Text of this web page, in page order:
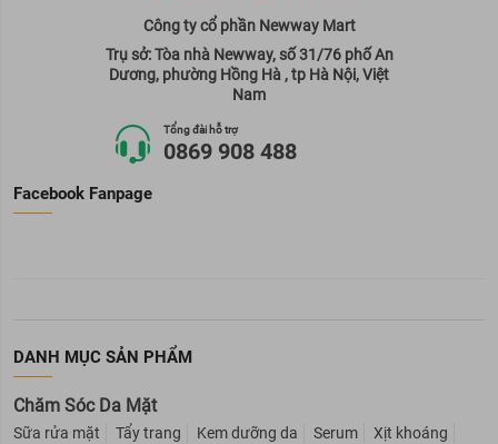
Công ty cổ phần Newway Mart
Trụ sở: Tòa nhà Newway, số 31/76 phố An
Dương, phường Hồng Hà , tp Hà Nội, Việt
Nam
Tổng đài hỗ trợ
0869 908 488
Facebook Fanpage
DANH MỤC SẢN PHẨM
Chăm Sóc Da Mặt
Sữa rửa mặt Tẩy trang Kem dưỡng da Serum
Xịt khoáng